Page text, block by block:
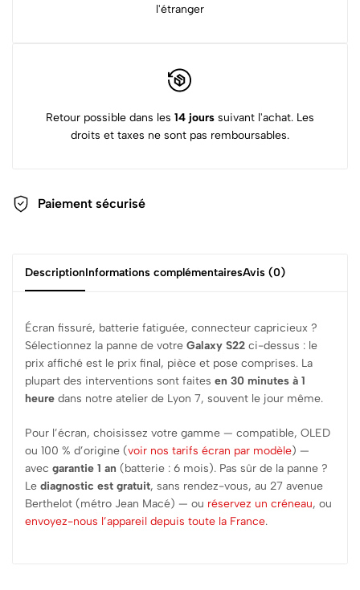
l'étranger
Retour possible dans les 14 jours suivant l'achat. Les
droits et taxes ne sont pas remboursables.
Paiement sécurisé
DescriptionInformations complémentairesAvis (0)
Écran fissuré, batterie fatiguée, connecteur capricieux ?
Sélectionnez la panne de votre Galaxy S22 ci-dessus : le
prix affiché est le prix final, pièce et pose comprises. La
plupart des interventions sont faites en 30 minutes à 1
heure dans notre atelier de Lyon 7, souvent le jour même.
Pour l’écran, choisissez votre gamme — compatible, OLED
ou 100 % d’origine (voir nos tarifs écran par modèle) —
avec garantie 1 an (batterie : 6 mois). Pas sûr de la panne ?
Le diagnostic est gratuit, sans rendez-vous, au 27 avenue
Berthelot (métro Jean Macé) — ou réservez un créneau, ou
envoyez-nous l’appareil depuis toute la France.